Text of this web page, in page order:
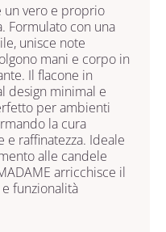
un vero e proprio
Formulato con una
unisce note
mani e corpo in
Il flacone in
design minimal e
per ambienti
la cura
e raffinatezza. Ideale
alle candele
arricchisce il
funzionalità